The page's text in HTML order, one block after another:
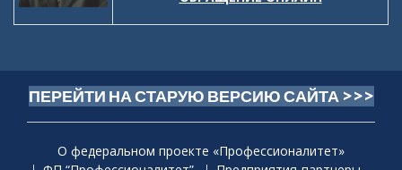
ПЕРЕЙТИ НА СТАРУЮ ВЕРСИЮ САЙТА >>>
О федеральном проекте «Профессионалитет»